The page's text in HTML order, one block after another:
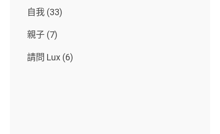
自我 (33)
親子 (7)
請問 Lux (6)